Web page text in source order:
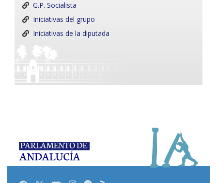
G.P. Socialista
Iniciativas del grupo
Iniciativas de la diputada